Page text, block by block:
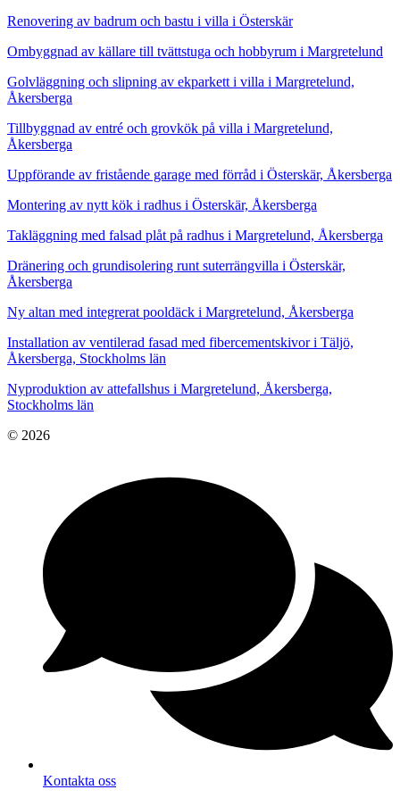
Renovering av badrum och bastu i villa i Österskär
Ombyggnad av källare till tvättstuga och hobbyrum i Margretelund
Golvläggning och slipning av ekparkett i villa i Margretelund,
Åkersberga
Tillbyggnad av entré och grovkök på villa i Margretelund,
Åkersberga
Uppförande av fristående garage med förråd i Österskär, Åkersberga
Montering av nytt kök i radhus i Österskär, Åkersberga
Takläggning med falsad plåt på radhus i Margretelund, Åkersberga
Dränering och grundisolering runt suterrängvilla i Österskär,
Åkersberga
Ny altan med integrerat pooldäck i Margretelund, Åkersberga
Installation av ventilerad fasad med fibercementskivor i Täljö,
Åkersberga, Stockholms län
Nyproduktion av attefallshus i Margretelund, Åkersberga,
Stockholms län
© 2026
Kontakta oss